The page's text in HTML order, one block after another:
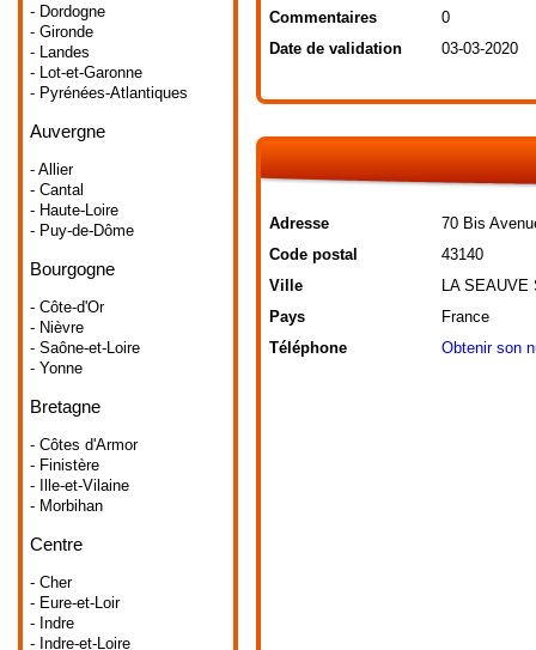
- Dordogne
- Gironde
- Landes
- Lot-et-Garonne
- Pyrénées-Atlantiques
Auvergne
- Allier
- Cantal
- Haute-Loire
- Puy-de-Dôme
Bourgogne
- Côte-d'Or
- Nièvre
- Saône-et-Loire
- Yonne
Bretagne
- Côtes d'Armor
- Finistère
- Ille-et-Vilaine
- Morbihan
Centre
- Cher
- Eure-et-Loir
- Indre
- Indre-et-Loire
Commentaires
0
Date de validation
03-03-2020
Adresse
70 Bis
Code postal
43140
Ville
LA SEAUVE
Pays
France
Téléphone
Obtenir son